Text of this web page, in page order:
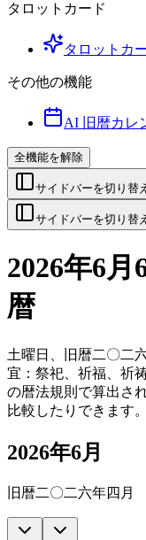
タロットカード
タロットカ
その他の機能
AI 旧暦カレ
全機能を解除
サイドバーを切り替え
サイドバーを切り替え
2026年6
暦
土曜日、旧暦二〇二
宜：祭祀、祈福、祈
の暦法規則で算出さ
比較したりできます。
2026年6月
旧暦二〇二六年四月